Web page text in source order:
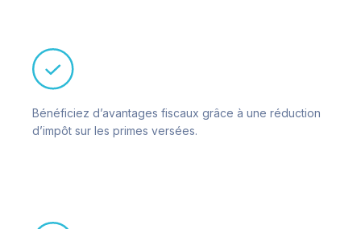
Bénéficiez d’avantages fiscaux grâce à une réduction
d’impôt sur les primes versées.